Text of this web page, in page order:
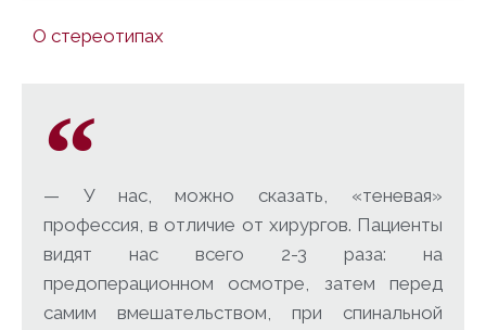
О стереотипах
— У нас, можно сказать, «теневая»
профессия, в отличие от хирургов. Пациенты
видят нас всего 2-3 раза: на
предоперационном осмотре, затем перед
самим вмешательством, при спинальной